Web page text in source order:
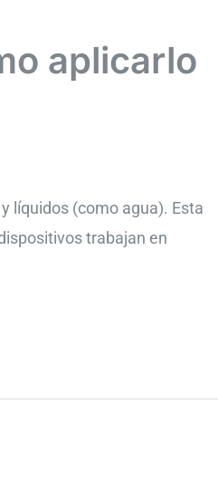
aplicarlo
líquidos (como agua). Esta
trabajan en